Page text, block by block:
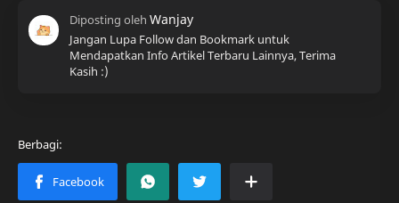
Jangan Lupa Follow dan Bookmark untuk
Mendapatkan Info Artikel Terbaru Lainnya, Terima
Kasih :)